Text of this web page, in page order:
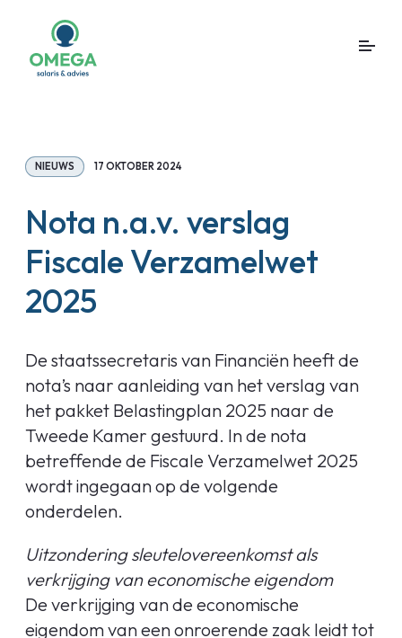
NIEUWS 17 OKTOBER 2024
Nota n.a.v. verslag
Fiscale Verzamelwet
2025
De staatssecretaris van Financiën heeft de
nota’s naar aanleiding van het verslag van
het pakket Belastingplan 2025 naar de
Tweede Kamer gestuurd. In de nota
betreffende de Fiscale Verzamelwet 2025
wordt ingegaan op de volgende
onderdelen.
Uitzondering sleutelovereenkomst als
verkrijging van economische eigendom
De verkrijging van de economische
eigendom van een onroerende zaak leidt tot